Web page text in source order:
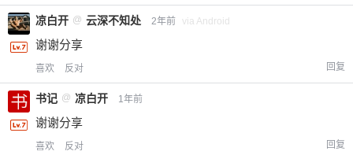
凉白开 @ 云深不知处 2年前 via Android
谢谢分享
喜欢 反对 回复
书记 @ 凉白开 1年前
谢谢分享
喜欢 反对 回复